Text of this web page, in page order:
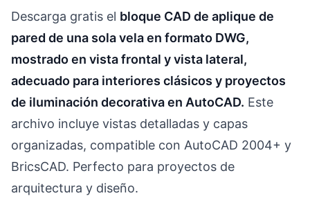
Descarga gratis el bloque CAD de aplique de
pared de una sola vela en formato DWG,
mostrado en vista frontal y vista lateral,
adecuado para interiores clásicos y proyectos
de iluminación decorativa en AutoCAD. Este
archivo incluye vistas detalladas y capas
organizadas, compatible con AutoCAD 2004+ y
BricsCAD. Perfecto para proyectos de
arquitectura y diseño.